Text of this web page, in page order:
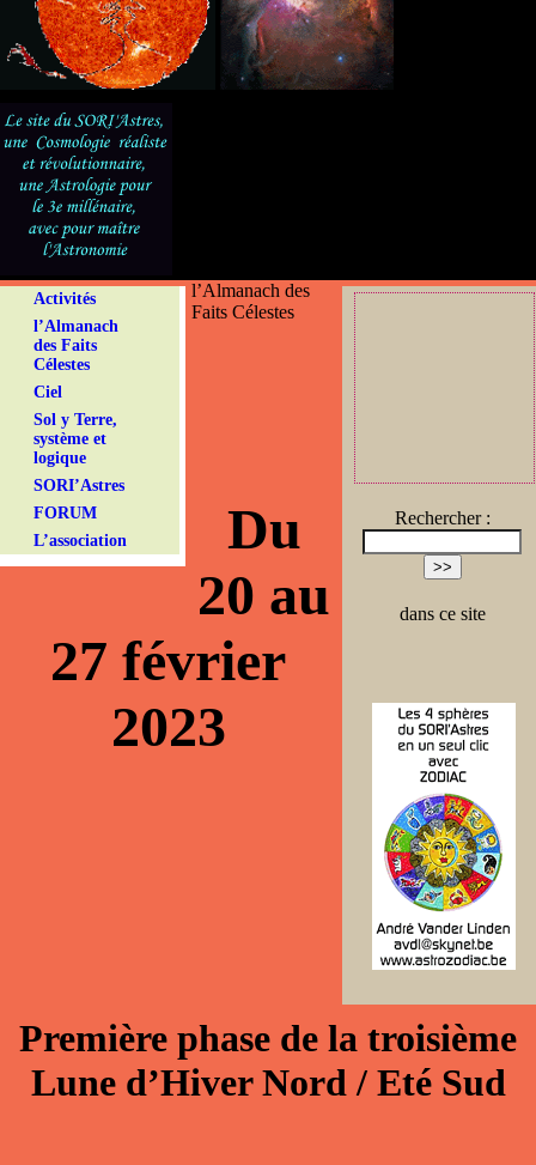
Activités
l’Almanach
des Faits
Célestes
Ciel
Sol y Terre,
système et
logique
SORI’Astres
FORUM
L’association
Rechercher :
dans ce site
l’Almanach des
Faits Célestes
Du
20 au
27 février
2023
Première phase de la troisième
Lune d’Hiver Nord / Eté Sud